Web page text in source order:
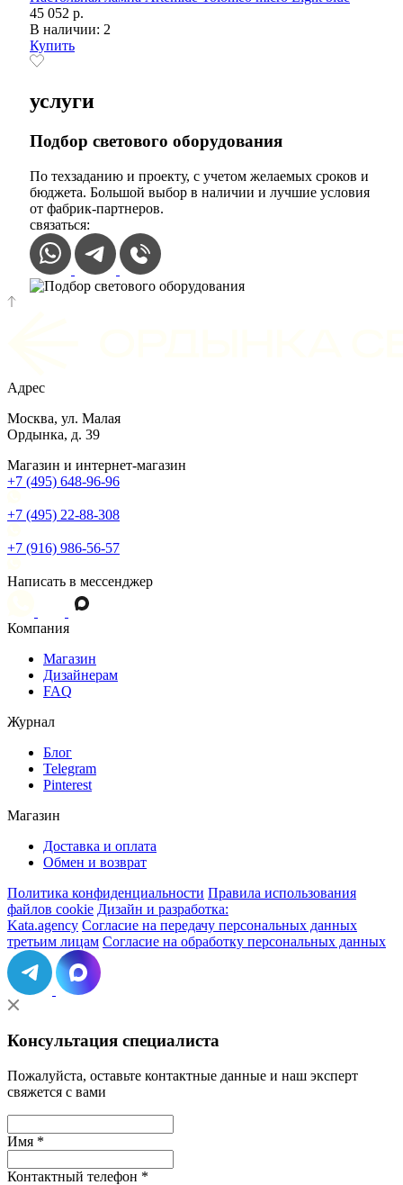
45 052 р.
В наличии: 2
Купить
услуги
Подбор светового оборудования
По техзаданию и проекту, с учетом желаемых сроков и
бюджета. Большой выбор в наличии и лучшие условия
от фабрик-партнеров.
связаться:
Адрес
Москва, ул. Малая
Ордынка, д. 39
Магазин и интернет-магазин
+7 (495) 648-96-96
+7 (495) 22-88-308
+7 (916) 986-56-57
Написать в мессенджер
Компания
Магазин
Дизайнерам
FAQ
Журнал
Блог
Telegram
Pinterest
Магазин
Доставка и оплата
Обмен и возврат
Политика конфиденциальности Правила использования
файлов cookie Дизайн и разработка:
Kata.agency Согласие на передачу персональных данных
третьим лицам Согласие на обработку персональных данных
Консультация специалиста
Пожалуйста, оставьте контактные данные и наш эксперт
свяжется с вами
Имя *
Контактный телефон *